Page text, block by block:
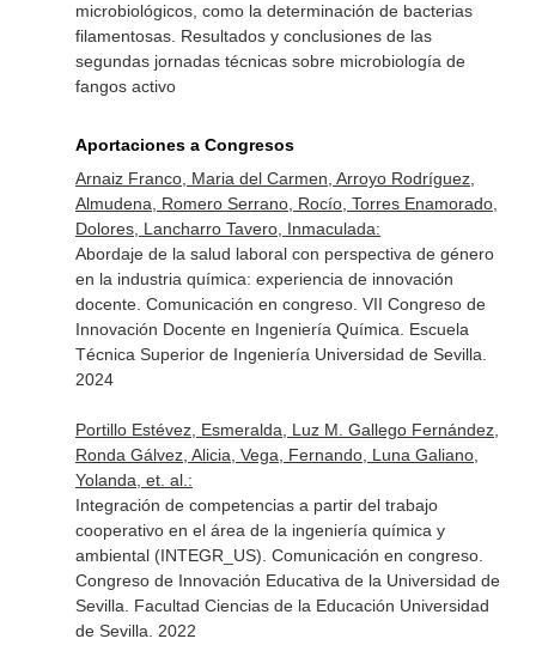
microbiológicos, como la determinación de bacterias
filamentosas. Resultados y conclusiones de las
segundas jornadas técnicas sobre microbiología de
fangos activo
Aportaciones a Congresos
Arnaiz Franco, Maria del Carmen, Arroyo Rodríguez,
Almudena, Romero Serrano, Rocío, Torres Enamorado,
Dolores, Lancharro Tavero, Inmaculada:
Abordaje de la salud laboral con perspectiva de género
en la industria química: experiencia de innovación
docente. Comunicación en congreso. VII Congreso de
Innovación Docente en Ingeniería Química. Escuela
Técnica Superior de Ingeniería Universidad de Sevilla.
2024
Portillo Estévez, Esmeralda, Luz M. Gallego Fernández,
Ronda Gálvez, Alicia, Vega, Fernando, Luna Galiano,
Yolanda, et. al.:
Integración de competencias a partir del trabajo
cooperativo en el área de la ingeniería química y
ambiental (INTEGR_US). Comunicación en congreso.
Congreso de Innovación Educativa de la Universidad de
Sevilla. Facultad Ciencias de la Educación Universidad
de Sevilla. 2022